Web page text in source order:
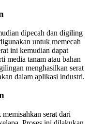
dipecah dan digiling
untuk memecah
ini kemudian dapat
media tanam atau bahan
menghasilkan serat
dalam aplikasi industri.
serat dari